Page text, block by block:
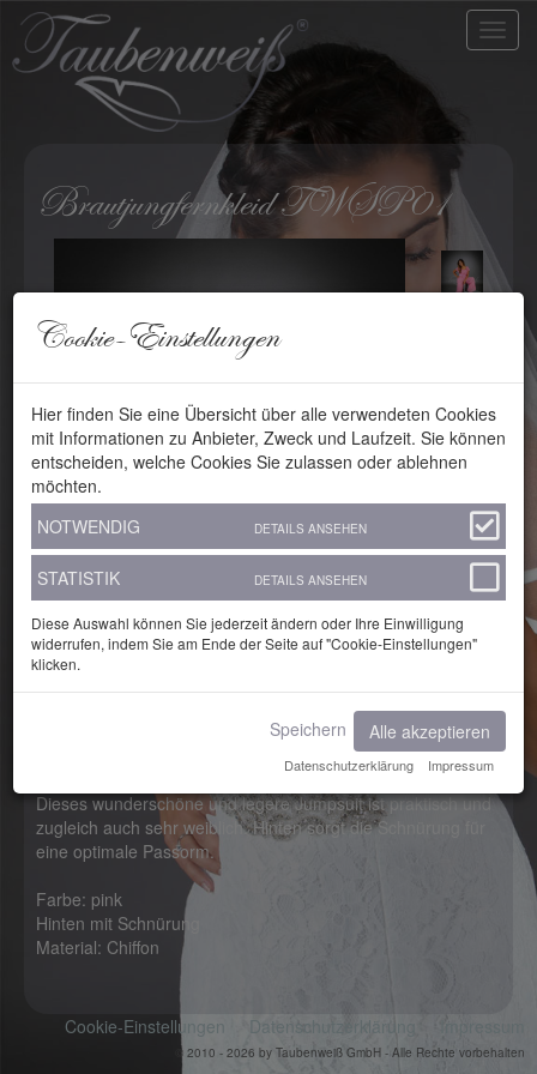
Brautjungfernkleid TWSP01
Dieses wunderschöne und legere Jumpsuit ist praktisch und
zugleich auch sehr weiblich. Hinten sorgt die Schnürung für
eine optimale Passorm.
Farbe: pink
Hinten mit Schnürung
Material: Chiffon
Cookie-Einstellungen Datenschutzerklärung
© 2010 - 2026 by Taubenweiß GmbH - Alle Rechte vorbehalten
Cookie-Einstellungen
Hier finden Sie eine Übersicht über alle verwendeten Cookies
mit Informationen zu Anbieter, Zweck und Laufzeit. Sie können
entscheiden, welche Cookies Sie zulassen oder ablehnen
möchten.
NOTWENDIG
DETAILS ANSEHEN
STATISTIK DETAILS ANSEHEN
Diese Auswahl können Sie jederzeit ändern oder Ihre Einwilligung
widerrufen, indem Sie am Ende der Seite auf "Cookie-Einstellungen"
klicken.
Speichern Alle akzeptieren
Datenschutzerklärung Impressum